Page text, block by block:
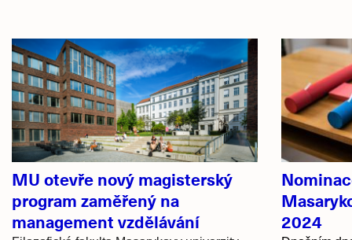
Související
články
MU otevře nový magisterský
program zaměřený na
management vzdělávání
2024